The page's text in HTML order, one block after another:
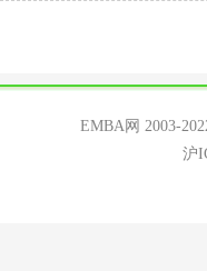
EMBA网 2003-
沪